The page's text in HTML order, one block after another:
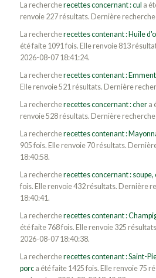
La rechercherecettes concernant : cul a
renvoie 227 résultats. Dernière
La rechercherecettes contenant : Huile
été faite 1091 fois. Elle renvoie 813
2026-08-07 18:41:24.
La rechercherecettes contenant :
Elle renvoie 521 résultats. Dernière
La rechercherecettes concernant : chera
renvoie 528 résultats. Dernière
La rechercherecettes contenant :
905 fois. Elle renvoie 70 résultats.
18:40:58.
La rechercherecettes concernant : soupe,
fois. Elle renvoie 432 résultats. Dernière
18:40:41.
La rechercherecettes contenant :
été faite 768 fois. Elle renvoie 325
2026-08-07 18:40:38.
La rechercherecettes contenant : Saint-
porca été faite 1425 fois. Elle renvoie 75